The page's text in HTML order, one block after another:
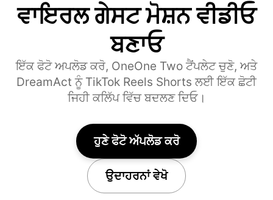
ਵਾਇਰਲ ਗੇਸਟ ਮੋਸ਼ਨ ਵੀਡੀਓ
ਬਣਾਓ
ਇੱਕ ਫੋਟੋ ਅਪਲੋਡ ਕਰੋ, OneOne Two ਟੈਂਪਲੇਟ ਚੁਣੋ, ਅਤੇ
DreamAct ਨੂੰ TikTok Reels Shorts ਲਈ ਇੱਕ ਛੋਟੀ
ਜਿਹੀ ਕਲਿੱਪ ਵਿੱਚ ਬਦਲਣ ਦਿਓ।
ਹੁਣੇ ਫੋਟੋ ਅੱਪਲੋਡ ਕਰੋ
ਉਦਾਹਰਨਾਂ ਵੇਖੋ